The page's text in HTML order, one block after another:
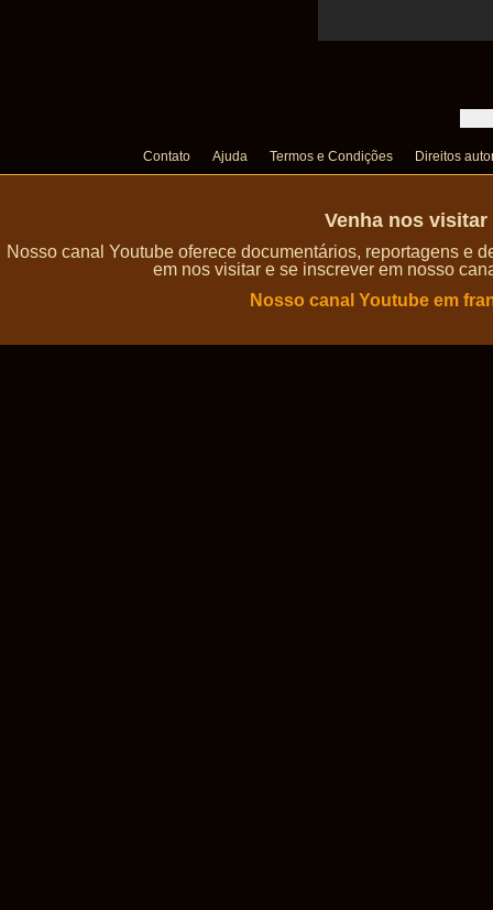
Contato Ajuda Termos e Condições Direitos
Venha nos
Nosso canal Youtube oferece documentários, reportagens e
em nos visitar e se inscrever em nosso
Nosso canal Youtube em